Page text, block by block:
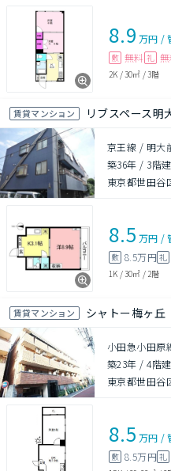
8.9 万円 /
敷 無料 礼
2K /30㎡ /3階
賃貸マンション リブスペース明
京王線 / 明大
築36年 / 3階建
東京都世田谷
8.5 万円 /
敷 8.5万円礼
1K /30㎡ / 2階
賃貸マンション シャトー梅ヶ丘
小田急小田原
築23年 /4階建
東京都世田谷
8.5 万円 /
敷 8.5万円礼